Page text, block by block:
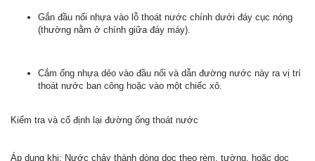
Gắn đầu nối nhựa vào lỗ thoát nước chính dưới đáy cục nóng
(thường nằm ở chính giữa đáy máy).
Cắm ống nhựa dẻo vào đầu nối và dẫn đường nước này ra vị trí
thoát nước ban công hoặc vào một chiếc xô.
Kiểm tra và cố định lại đường ống thoát nước
Áp dụng khi: Nước chảy thành dòng dọc theo rèm, tường, hoặc dọc